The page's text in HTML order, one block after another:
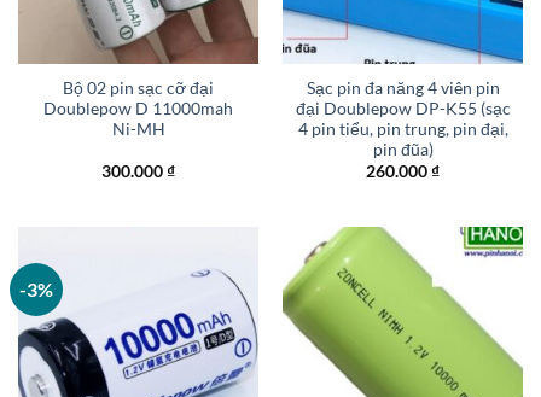
Bộ 02 pin sạc cỡ đại
Doublepow D 11000mah
Ni-MH
300.000₫
Sạc pin đa năng 4 viên pin
đại Doublepow DP-K55 (sạc
4 pin tiểu, pin trung, pin đại,
pin đũa)
260.000₫
-3%